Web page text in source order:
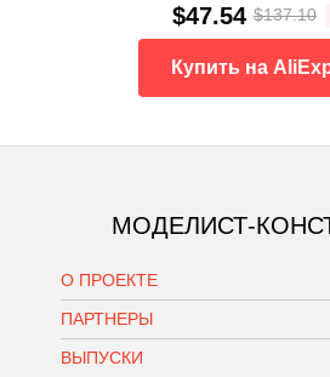
$47.54 $137.10
Купить на
МОДЕЛИСТ-
О ПРОЕКТЕ
ПАРТНЕРЫ
ВЫПУСКИ